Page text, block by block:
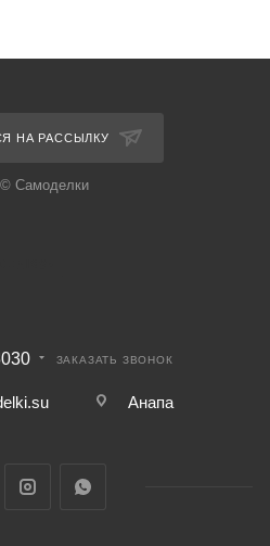
НА РАССЫЛКУ
Самоделки
ЗАКАЗАТЬ ЗВОНОК
Анапа